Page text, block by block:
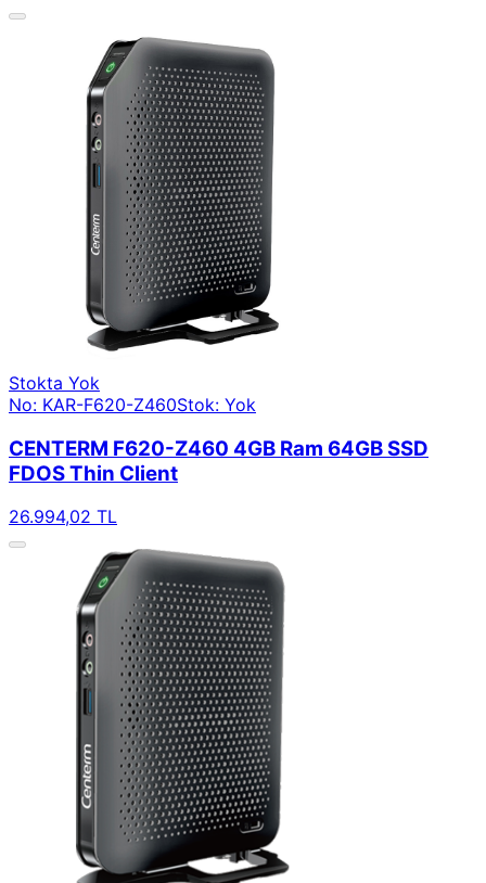
Stokta Yok
No: KAR-F620-Z460Stok: Yok
CENTERM F620-Z460 4GB Ram 64GB SSD
FDOS Thin Client
26.994,02 TL